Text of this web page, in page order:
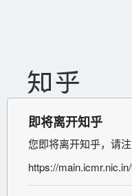
即将离开知乎
您即将离开知乎，请
https://